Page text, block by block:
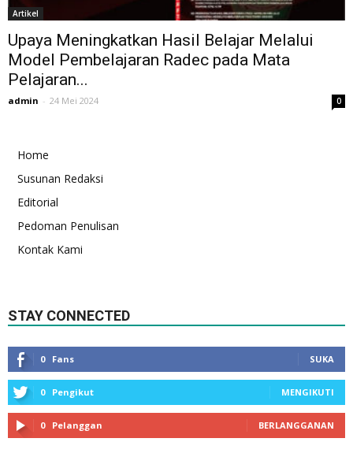
Artikel
Upaya Meningkatkan Hasil Belajar Melalui
Model Pembelajaran Radec pada Mata
Pelajaran...
admin - 24 Mei 2024 0
Home
Susunan Redaksi
Editorial
Pedoman Penulisan
Kontak Kami
STAY CONNECTED
0 Fans SUKA
0 Pengikut MENGIKUTI
0 Pelanggan BERLANGGANAN